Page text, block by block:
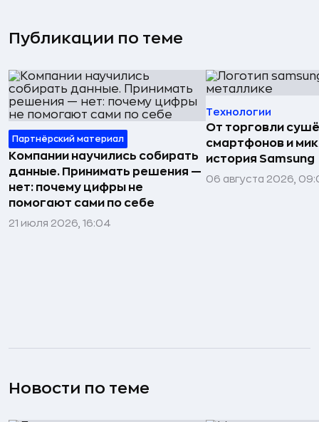
Публикации по теме
Партнёрский материал
Компании научились собирать
данные. Принимать решения —
нет: почему цифры не
помогают сами по себе
21 июля 2026, 16:04
Технологии
От торговли
смартфонов и
история Samsung
06 августа 2026,
Новости по теме